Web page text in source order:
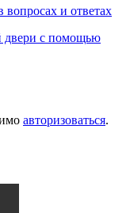
и ответах
двери с помощью
авторизоваться.